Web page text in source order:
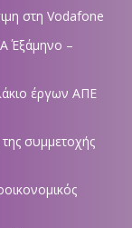
στη Vodafone
Εξάμηνο –
έργων ΑΠΕ
συμμετοχής